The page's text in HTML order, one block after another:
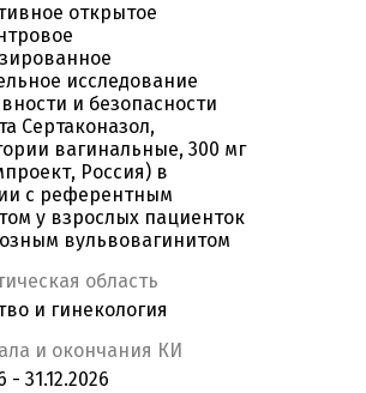
открытое
исследование
и безопасности
Сертаконазол,
вагинальные, 300 мг
Россия) в
с референтным
у взрослых пациенток
вульвовагинитом
область
и гинекология
и окончания КИ
- 31.12.2026